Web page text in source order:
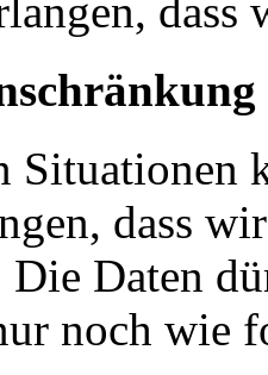
dass
Situationen
dass
Die Daten
noch wie